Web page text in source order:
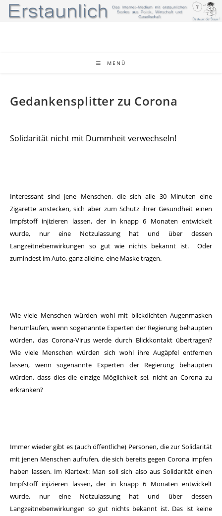
Zum
Inhalt
MENÜ
Gedankensplitter zu Corona
Solidarität nicht mit Dummheit verwechseln!
Interessant sind jene Menschen, die sich alle 30 Minuten eine
Zigarette anstecken, sich aber zum Schutz ihrer Gesundheit einen
Impfstoff injizieren lassen, der in knapp 6 Monaten entwickelt
wurde, nur eine Notzulassung hat und über dessen
Langzeitnebenwirkungen so gut wie nichts bekannt ist. Oder
zumindest im Auto, ganz alleine, eine Maske tragen.
Wie viele Menschen würden wohl mit blickdichten Augenmasken
herumlaufen, wenn sogenannte Experten der Regierung behaupten
würden, das Corona-Virus werde durch Blickkontakt übertragen?
Wie viele Menschen würden sich wohl ihre Augäpfel entfernen
lassen, wenn sogenannte Experten der Regierung behaupten
würden, dass dies die einzige Möglichkeit sei, nicht an Corona zu
erkranken?
Immer wieder gibt es (auch öffentliche) Personen, die zur Solidarität
mit jenen Menschen aufrufen, die sich bereits gegen Corona impfen
haben lassen. Im Klartext: Man soll sich also aus Solidarität einen
Impfstoff injizieren lassen, der in knapp 6 Monaten entwickelt
wurde, nur eine Notzulassung hat und über dessen
Langzeitnebenwirkungen so gut nichts bekannt ist. Das ist keine